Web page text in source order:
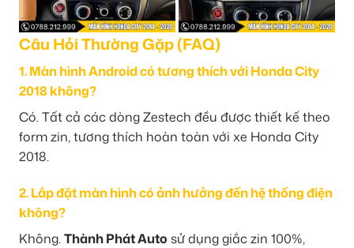
Câu Hỏi Thường Gặp (FAQ)
1. Màn hình Android có tương thích với Honda City
2018 không?
Có. Tất cả các dòng Zestech đều được thiết kế theo
form zin, tương thích hoàn toàn với xe Honda City
2018.
2. Lắp đặt màn hình có ảnh hưởng đến hệ thống điện
không?
Không.Thành Phát Auto sử dụng giắc zin 100%,